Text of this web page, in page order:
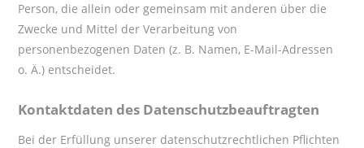
Person, die allein oder gemeinsam mit anderen über die
Zwecke und Mittel der Verarbeitung von
personenbezogenen Daten (z. B. Namen, E-Mail-Adressen
o. Ä.) entscheidet.
Kontaktdaten des Datenschutzbeauftragten
Bei der Erfüllung unserer datenschutzrechtlichen Pflichten